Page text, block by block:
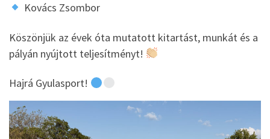
Kovács Zsombor
Köszönjük az évek óta mutatott kitartást, munkát és a
pályán nyújtott teljesítményt!
Hajrá Gyulasport!